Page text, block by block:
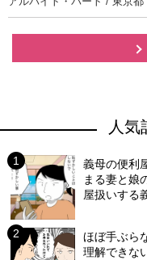
人気
義母の便利
まる妻と娘
屋扱いする
ほぼ手ぶら
理解できな